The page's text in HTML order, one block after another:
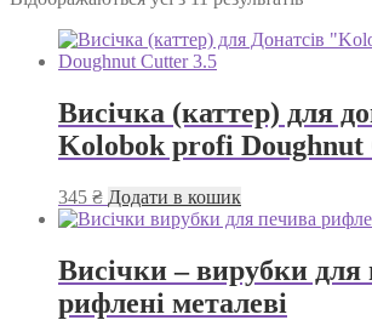
Висічка (каттер) для
Kolobok profi Doughnut
345 ₴ Додати в кошик
Висічки – вирубки для
рифлені металеві